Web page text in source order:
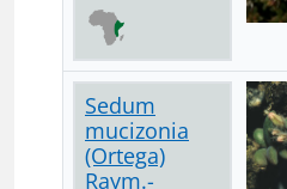
Sedum
mucizonia
(Ortega)
Raym.-